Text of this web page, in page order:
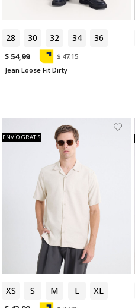
28 30 32 34 36
$ 54,99
$ 47,15
Jean Loose Fit Dirty
XS S M L XL
ENVÍO GRATIS